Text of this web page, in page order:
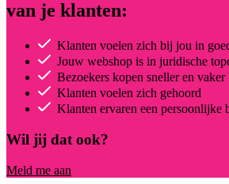
van je klanten:
Klanten voelen zich bij jou in
Jouw webshop is in juridische
Bezoekers kopen sneller en
Klanten voelen zich gehoord
Klanten ervaren een persoonlijke
Wil jij dat ook?
Meld me aan